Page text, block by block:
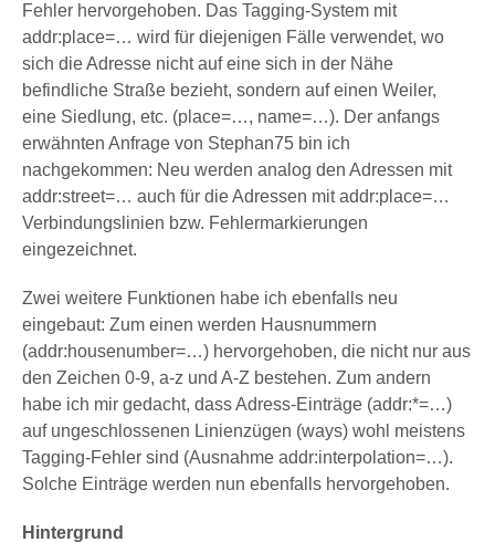
Fehler hervorgehoben. Das Tagging-System mit
addr:place=… wird für diejenigen Fälle verwendet, wo
sich die Adresse nicht auf eine sich in der Nähe
befindliche Straße bezieht, sondern auf einen Weiler,
eine Siedlung, etc. (place=…, name=…). Der anfangs
erwähnten Anfrage von Stephan75 bin ich
nachgekommen: Neu werden analog den Adressen mit
addr:street=… auch für die Adressen mit addr:place=…
Verbindungslinien bzw. Fehlermarkierungen
eingezeichnet.
Zwei weitere Funktionen habe ich ebenfalls neu
eingebaut: Zum einen werden Hausnummern
(addr:housenumber=…) hervorgehoben, die nicht nur aus
den Zeichen 0-9, a-z und A-Z bestehen. Zum andern
habe ich mir gedacht, dass Adress-Einträge (addr:*=…)
auf ungeschlossenen Linienzügen (ways) wohl meistens
Tagging-Fehler sind (Ausnahme addr:interpolation=…).
Solche Einträge werden nun ebenfalls hervorgehoben.
Hintergrund